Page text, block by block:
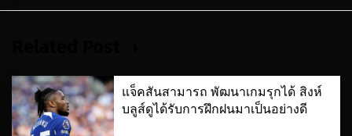
แจ็คสันสามารถ พัฒนาเกมรุกได้ สิงห์
บลูส์ดูได้รับการฝึกฝนมาเป็นอย่างดี